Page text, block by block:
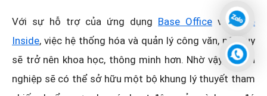
Với sự hỗ trợ của ứng dụng Base Office vàBase
Inside, việc hệ thống hóa và quản lý công văn, nội quy
sẽ trở nên khoa học, thông minh hơn. Nhờ vậy, doanh
nghiệp sẽ có thể sở hữu một bộ khung lý thuyết tham